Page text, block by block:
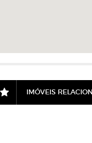
IMÓVEIS